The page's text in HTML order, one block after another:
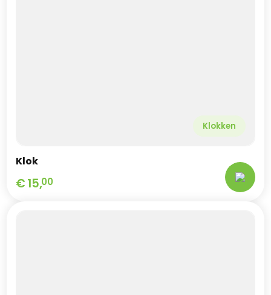
Klokken
Klok
€15,00